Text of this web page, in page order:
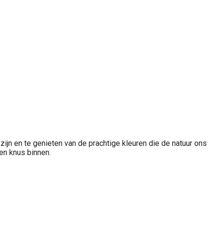
en te genieten van de prachtige kleuren die de natuur ons
knus binnen.